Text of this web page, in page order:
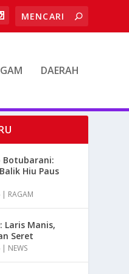
DAERAH
Botubarani:
Hiu Paus
| RAGAM
Laris Manis,
Seret
| NEWS